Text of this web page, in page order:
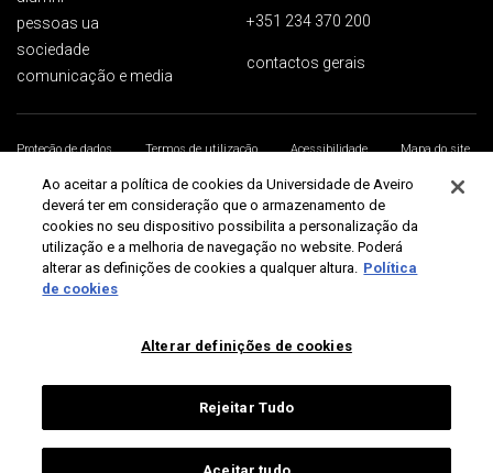
pessoas ua
sociedade
comunicação e media
+351 234 370 200
contactos gerais
Proteção de dados Termos de utilização Acessibilidade
Mapa do site
Universidade de Aveiro 2026
Ao aceitar a política de cookies da Universidade de Aveiro
deverá ter em consideração que o armazenamento de
cookies no seu dispositivo possibilita a personalização da
utilização e a melhoria de navegação no website. Poderá
alterar as definições de cookies a qualquer altura. Política
de cookies
Alterar definições de cookies
Rejeitar Tudo